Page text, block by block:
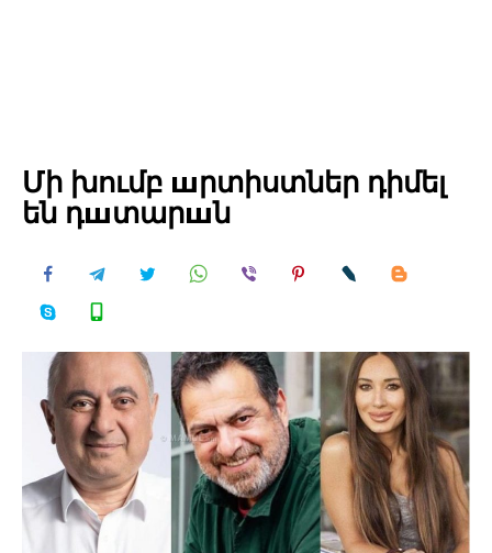
Մի խումբ шրտիստներ դիմել
են դшտարшն